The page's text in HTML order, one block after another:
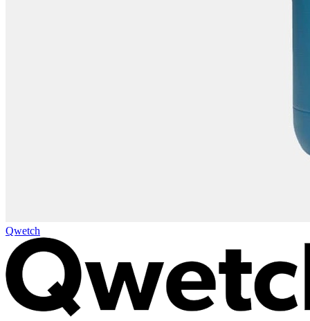
Qwetch